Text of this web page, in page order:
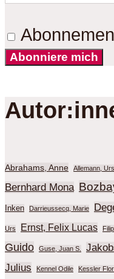
Abonniere mich
Abrahams, Anne Allemann, Urs
Bernhard Mona
Inken Darrieussecq, Marie
Urs Ernst, Felix Lucas
Guido
Guse, Juan S.
Julius
Kennel Odile Kessler